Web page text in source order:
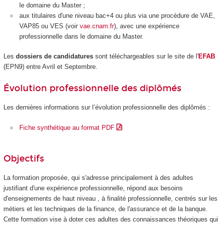
le domaine du Master ;
aux titulaires d'une niveau bac+4 ou plus via une procédure de VAE,
VAP85 ou VES (voir vae.cnam.fr), avec une expérience
professionnelle dans le domaine du Master.
Les dossiers de candidaturessont téléchargeables sur le site de l'EFAB
(EPN9) entre Avril et Septembre.
Évolution professionnelle des diplômés
Les dernières informations sur l’évolution professionnelle des diplômés :
Fiche synthétique au format PDF
Objectifs
La formation proposée, qui s'adresse principalement à des adultes
justifiant d'une expérience professionnelle, répond aux besoins
d'enseignements de haut niveau , à finalité professionnelle, centrés sur les
métiers et les techniques de la finance, de l'assurance et de la banque.
Cette formation vise à doter ces adultes des connaissances théoriques qui